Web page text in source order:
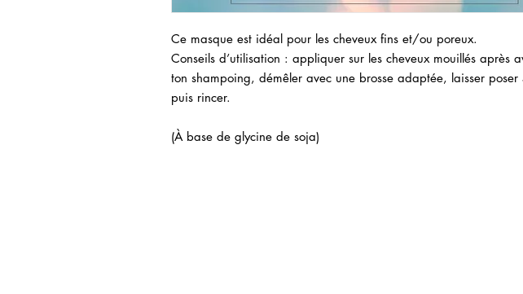
Ce masque est idéal pour les cheveux fins et/ou poreux.
Conseils d’utilisation : appliquer sur les cheveux mouillés après
ton shampoing, démêler avec une brosse adaptée, laisser poser
puis rincer.
(À base de glycine de soja)